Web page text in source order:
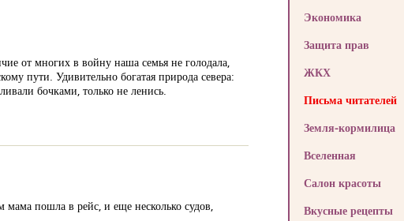
от многих в войну наша семья не голодала,
пути. Удивительно богатая природа севера:
бочками, только не ленись.
мама пошла в рейс, и еще несколько судов,
Экономика
Защита прав
ЖКХ
Письма читателей
Земля-кормилица
Вселенная
Салон красоты
Вкусные рецепты